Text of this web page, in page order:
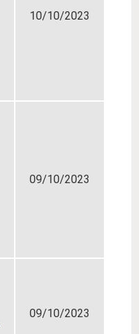
10/10/2023
09/10/2023
09/10/2023